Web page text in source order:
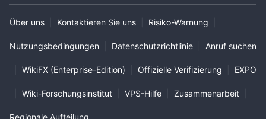
Über uns Kontaktieren Sie uns Risiko-Warnung
Nutzungsbedingungen Datenschutzrichtlinie Anruf suchen
WikiFX (Enterprise-Edition) Offizielle Verifizierung EXPO
Wiki-Forschungsinstitut VPS-Hilfe Zusammenarbeit
Regionale Aufteilung